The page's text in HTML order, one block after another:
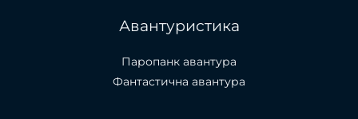
Авантуристика
Паропанк авантура
Фантастична авантура